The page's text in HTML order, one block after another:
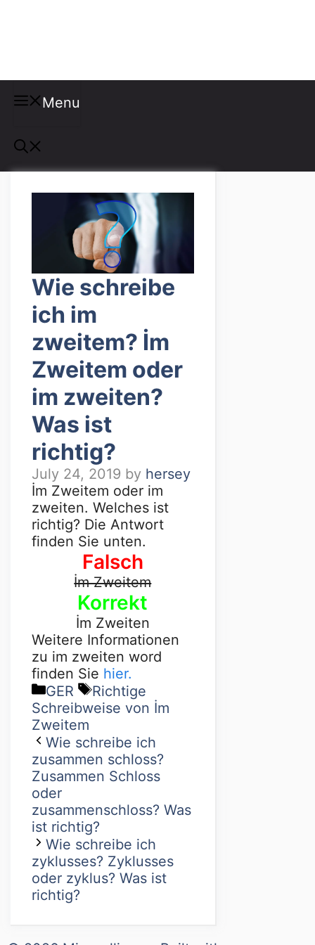
Menu
Wie schreibe
ich im
zweitem? İm
Zweitem oder
im zweiten?
Was ist
richtig?
July 24, 2019 by hersey
İm Zweitem oder im
zweiten. Welches ist
richtig? Die Antwort
finden Sie unten.
Falsch
İm Zweitem
Korrekt
İm Zweiten
Weitere Informationen
zu im zweiten word
finden Sie hier.
GER
Richtige
Schreibweise von İm
Zweitem
Wie schreibe ich
zusammen schloss?
Zusammen Schloss
oder
zusammenschloss? Was
ist richtig?
Wie schreibe ich
zyklusses? Zyklusses
oder zyklus? Was ist
richtig?